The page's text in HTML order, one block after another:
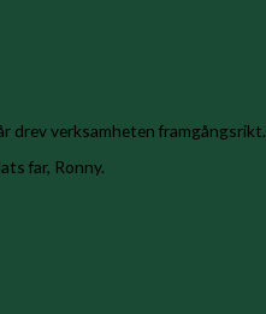
drev verksamheten framgångsrikt.
far, Ronny.